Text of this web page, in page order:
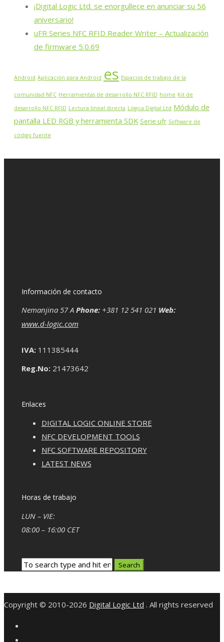
¡Digital Logic Ltd. se enorgullece en anunciar su 56
aniversario!
uFR Series NFC RFID Reader Writer – Actualización
de firmware 5.0.69
Android Aplicación para Android es Espacios de trabajo de la
comunidad NFC Herramientas de desarrollo NFC RFID home Kit de
desarrollo NFC RFID Lectura lineal directa Lógica Digital Ltd Módulo de
pantalla LED RGB y herramienta SDK Serie ufr Software de
código fuente
Información de contacto
Nemanjina 57 A Phone:+381 12 541 021 Web:
www.d-logic.com
IVA:111385444
Reg.No:21473642
Enlaces
DIGITAL LOGIC ONLINE STORE
NFC DEVELOPMENT TOOLS
NFC SOFTWARE REPOSITORY
LATEST NEWS
Horas de trabajo
LUN – VIE:
08:00 – 16:00 CET
Copyright © 2010-2026 Digital Logic Ltd . All rights reserved